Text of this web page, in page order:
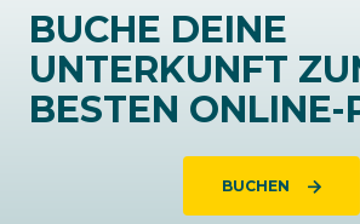
BUCHE DEINE
UNTERKUNFT
BESTEN ONLINE-
BUCHEN